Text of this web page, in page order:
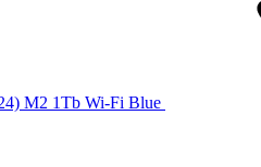
M2 1Tb Wi-Fi Blue